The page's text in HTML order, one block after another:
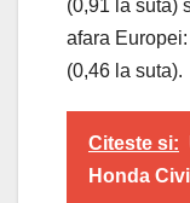
(0,91 la suta)
afara
(0,46 la suta).
Citeste si:
Honda